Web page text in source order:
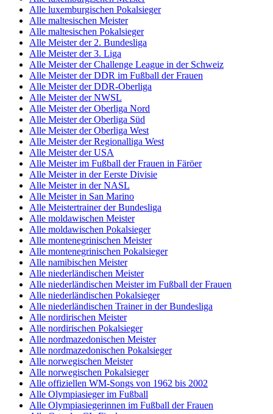
Alle luxemburgischen Pokalsieger
Alle maltesischen Meister
Alle maltesischen Pokalsieger
Alle Meister der 2. Bundesliga
Alle Meister der 3. Liga
Alle Meister der Challenge League in der Schweiz
Alle Meister der DDR im Fußball der Frauen
Alle Meister der DDR-Oberliga
Alle Meister der NWSL
Alle Meister der Oberliga Nord
Alle Meister der Oberliga Süd
Alle Meister der Oberliga West
Alle Meister der Regionalliga West
Alle Meister der USA
Alle Meister im Fußball der Frauen in Färöer
Alle Meister in der Eerste Divisie
Alle Meister in der NASL
Alle Meister in San Marino
Alle Meistertrainer der Bundesliga
Alle moldawischen Meister
Alle moldawischen Pokalsieger
Alle montenegrinischen Meister
Alle montenegrinischen Pokalsieger
Alle namibischen Meister
Alle niederländischen Meister
Alle niederländischen Meister im Fußball der Frauen
Alle niederländischen Pokalsieger
Alle niederländischen Trainer in der Bundesliga
Alle nordirischen Meister
Alle nordirischen Pokalsieger
Alle nordmazedonischen Meister
Alle nordmazedonischen Pokalsieger
Alle norwegischen Meister
Alle norwegischen Pokalsieger
Alle offiziellen WM-Songs von 1962 bis 2002
Alle Olympiasieger im Fußball
Alle Olympiasiegerinnen im Fußball der Frauen